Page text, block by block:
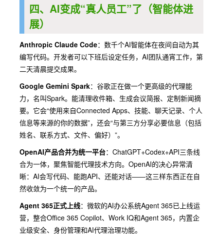
四、AI变成“真人员工”了（智能体进
展）
Anthropic Claude Code：数千个AI智能体在夜间自动为其
编写代码。开发者可以下班后设定任务，AI团队通宵工作，第
二天清晨提交成果。
Google Gemini Spark：谷歌正在做一个更高级的代理能
力，名叫Spark。能清理收件箱、生成会议简报、定制新闻摘
要。它会“使用来自Connected Apps、技能、聊天记录、个人
信息等来源的你的数据”，还会“与第三方分享必要信息（包括
姓名、联系方式、文件、偏好）”。
OpenAI产品合并为统一平台：ChatGPT+Codex+API三条线
合为一体，聚焦智能代理技术方向。OpenAI的决心异常清
晰：AI会写代码、能跑API、还能对话——这三样东西正在自
然收敛为一个统一的产品。
Agent 365正式上线：微软的AI办公系统Agent 365已上线运
营，整合Office 365 Copilot、Work IQ和Agent 365，内置企
业级安全、身份管理和AI代理治理功能。